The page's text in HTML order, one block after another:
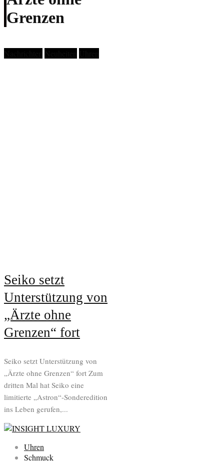
Grenzen
Seiko setzt
Unterstützung von
„Ärzte ohne
Grenzen“ fort
Seiko setzt Unterstützung von
„Ärzte ohne Grenzen“ fort Zum
dritten Mal hat Seiko eine
limitierte „Astron“-Sonderedition
ins Leben gerufen,...
Uhren
Schmuck